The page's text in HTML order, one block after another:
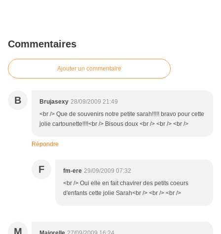
Commentaires
Ajouter un commentaire
B Brujasexy 28/09/2009 21:49
<br /> Que de souvenirs notre petite sarah!!!!! bravo pour cette
jolie cartounette!!!!<br /> Bisous doux <br /> <br /> <br />
Répondre
F fm-ere 29/09/2009 07:32
<br /> Oui elle en fait chavirer des petits coeurs
d'enfants cette jolie Sarah<br /> <br /> <br />
M